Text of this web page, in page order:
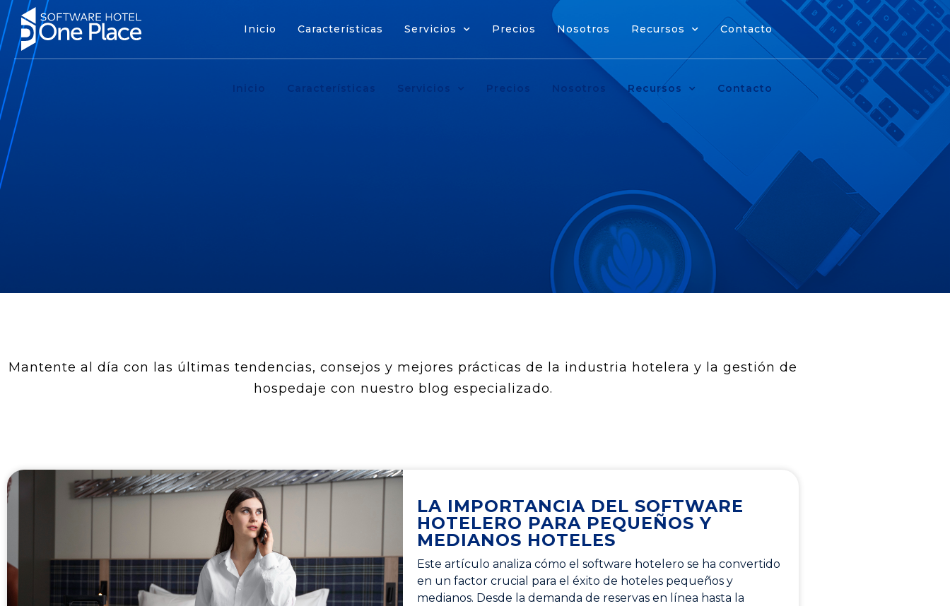
Inicio Características Servicios Precios Nosotros Recursos Contacto
Inicio Características Servicios Precios Nosotros Recursos Contacto
Mantente al día con las últimas tendencias, consejos y mejores prácticas de la industria hotelera y la gestión de
hospedaje con nuestro blog especializado.
LA IMPORTANCIA DEL SOFTWARE
HOTELERO PARA PEQUEÑOS Y
MEDIANOS HOTELES
Este artículo analiza cómo el software hotelero se ha convertido
en un factor crucial para el éxito de hoteles pequeños y
medianos. Desde la demanda de reservas en línea hasta la